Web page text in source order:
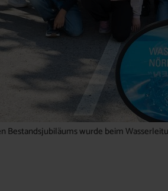
Bestandsjubiläums wurde beim